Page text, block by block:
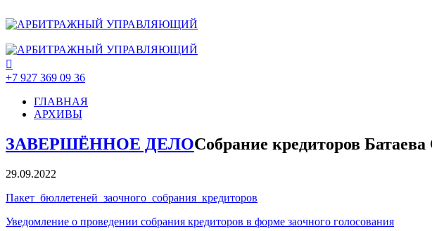
+7 927 369 09 36
ГЛАВНАЯ
АРХИВЫ
ЗАВЕРШЁННОЕ ДЕЛОСобрание кредиторов
29.09.2022
Пакет_бюллетеней_заочного_собрания_кредиторов
Уведомление о проведении собрания кредиторов в форме заочного голосования